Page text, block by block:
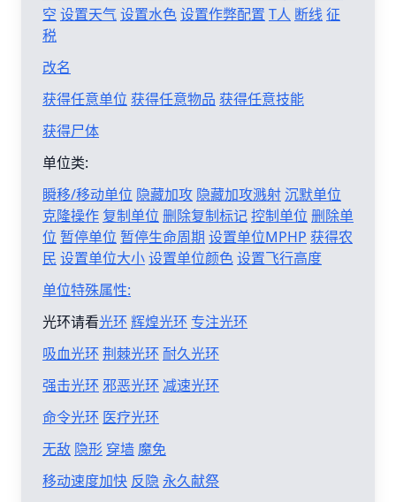
空 设置天气设置水色设置作弊配置 T人 断线征
税
改名
获得任意单位 获得任意物品 获得任意技能
获得尸体
单位类:
瞬移/移动单位 隐藏加攻 隐藏加攻溅射沉默单位
克隆操作 复制单位 删除复制标记控制单位 删除单
位 暂停单位 暂停生命周期 设置单位MPHP 获得农
民 设置单位大小设置单位颜色设置飞行高度
单位特殊属性:
光环请看光环 辉煌光环 专注光环
吸血光环 荆棘光环 耐久光环
强击光环 邪恶光环 减速光环
命令光环 医疗光环
无敌 隐形 穿墙 魔免
移动速度加快 反隐 永久献祭